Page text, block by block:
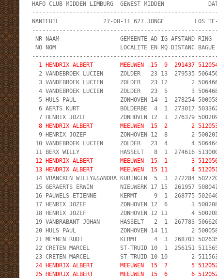
HAFO CLUB MIDDEN LIMBURG  GEWEST MIDDEN
NANTEUIL             27-08-11 627 JONGE         LOS TE-
NR NAAM                  GEMEENTE AD IG AFSTAND RING
NO NOM                   LOCALITE EN MQ DISTANC BAGUE
1 HENDRIX ALBERT        MEEUWEN  15  9  291437
2 VANDEBROEK LUCIEN     ZOLDER   23 13  279535
3 VANDEBROEK LUCIEN     ZOLDER   23 12       2
4 VANDEBROEK LUCIEN     ZOLDER   23  5       3
5 HULS PAUL             ZONHOVEN 14  1  278254
6 AERTS KURT            BOLDERBE  4  1  273017
8 HENDRIX ALBERT        MEEUWEN  15  2       2
9 HENRIX JOZEF          ZONHOVEN 12  8       2
10 VANDEBROEK LUCIEN     ZOLDER   23  4       4
12 HENDRIX ALBERT        MEEUWEN  15  1       3
13 HENDRIX ALBERT        MEEUWEN  15 11       4
14 VRANCKEN WILLY&SANDRA KURINGEN  5  3  272284
15 GERAERTS ERWIN        NIEUWERK 17 15  261957
16 PAUWELS ETIENNE       KERMT     9  1  268775
17 HENRIX JOZEF          ZONHOVEN 12  6       3
18 HENRIX JOZEF          ZONHOVEN 12 11       4
19 VANBRABANT JOHAN      HASSELT   2  1  267783
20 HULS PAUL             ZONHOVEN 14 11       2
21 MEYNEN RUDI           KERMT     4  3  268703
22 CRETEN MARCEL         ST-TRUID 10  1  256151
24 HENDRIX ALBERT        MEEUWEN  15  7       5
25 HENDRIX ALBERT        MEEUWEN  15  6       6